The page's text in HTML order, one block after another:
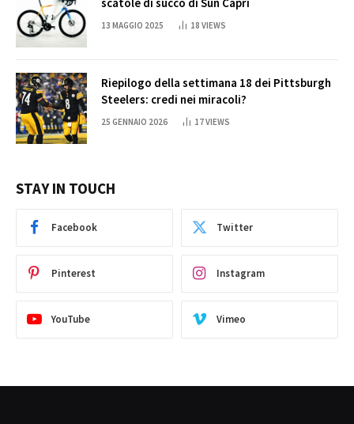
13 MAGGIO 2025 18 VIEWS
Riepilogo della settimana 18 dei Pittsburgh
Steelers: credi nei miracoli?
25 GENNAIO 2026 17VIEWS
STAY IN TOUCH
Facebook Twitter
Pinterest Instagram
YouTube Vimeo